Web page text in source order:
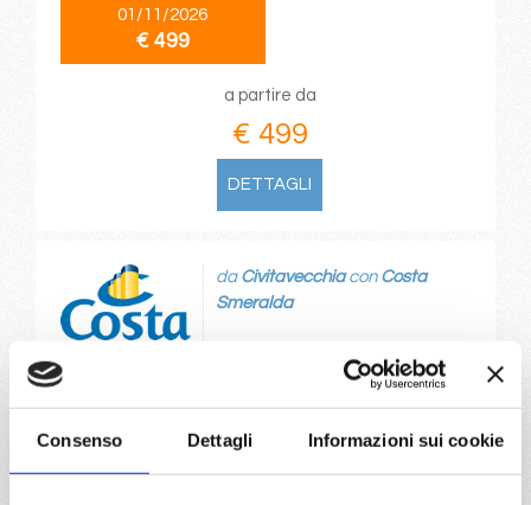
Consenso Dettagli Informazioni sui cookie
01/11/2026
€ 499
a partire da
€ 499
DETTAGLI
da Civitavecchiacon Costa
Smeralda